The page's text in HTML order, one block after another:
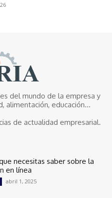
del mundo de la empresa y
alimentación, educación...
de actualidad empresarial.
necesitas saber sobre la
en línea
abril 1, 2025